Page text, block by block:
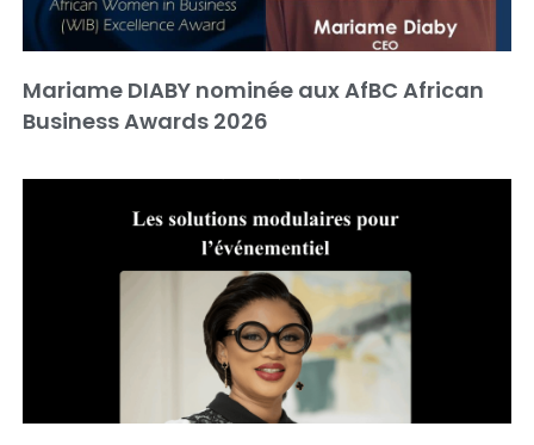
Mariame DIABY nominée aux AfBC African
Business Awards 2026